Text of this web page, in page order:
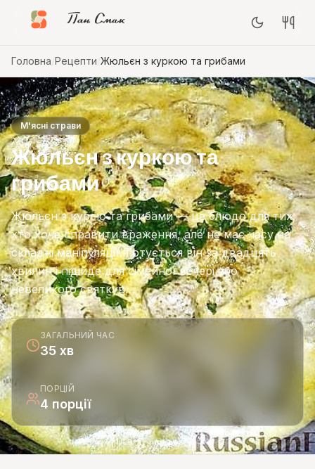
Пан Смак
Головна Рецепти Жюльєн з куркою та грибами
М'ясні страви
Жюльєн з куркою та
грибами
Жюльєн з курею та грибами — це блюдо для тих,
хто хоче справити враження, але не має часу на
складні маніпуляції. Готується він за двадцять
хвилин і підійде для сімейної вечері або
невеликого святкув…
ЗАГАЛЬНИЙ ЧАС
35 хв
ПОРЦІЙ
4 порції